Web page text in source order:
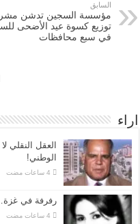
السابق
مؤسسة السجين تدشن
توزيع كسوة عيد الأضحى
في سبع محافظات
اراء
العقل النقلي
الوطني!
رفرفة في